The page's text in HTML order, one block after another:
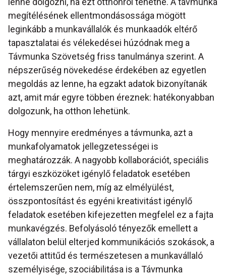
megítélésének ellentmondásossága mögött
leginkább a munkavállalók és munkaadók eltérő
tapasztalatai és vélekedései húzódnak meg a
Távmunka Szövetség friss tanulmánya szerint. A
népszerűség növekedése érdekében az egyetlen
megoldás az lenne, ha egzakt adatok bizonyítanák
azt, amit már egyre többen éreznek: hatékonyabban
dolgozunk, ha otthon lehetünk.
Hogy mennyire eredményes a távmunka, azt a
munkafolyamatok jellegzetességei is
meghatározzák. A nagyobb kollaborációt, speciális
tárgyi eszközöket igénylő feladatok esetében
értelemszerűen nem, míg az elmélyülést,
összpontosítást és egyéni kreativitást igénylő
feladatok esetében kifejezetten megfelel ez a fajta
munkavégzés. Befolyásoló tényezők emellett a
vállalaton belül elterjed kommunikációs szokások, a
vezetői attitűd és természetesen a munkavállaló
személyisége, szociábilitása is a Távmunka